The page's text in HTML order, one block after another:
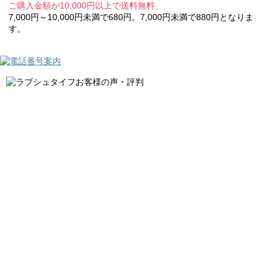
ご購入金額が10,000円以上で送料無料。
7,000円～10,000円未満で680円。7,000円未満で880円となりま
す。